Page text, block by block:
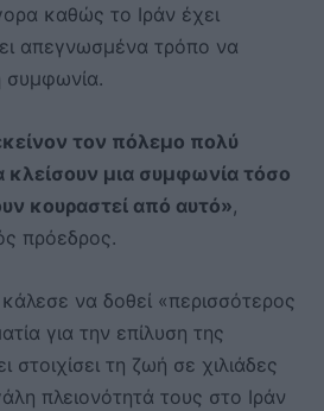
καθώς το Ιράν έχει
απεγνωσμένα τρόπο να
συμφωνία.
τον πόλεμο πολύ
κλείσουν μια συμφωνία τόσο
κουραστεί από αυτό»,
πρόεδρος.
να δοθεί «περισσότερος
για την επίλυση της
τη ζωή σε χιλιάδες
πλειονότητά τους στο Ιράν